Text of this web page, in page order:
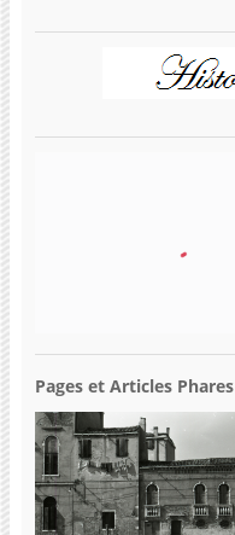
Pages et Articles Phares